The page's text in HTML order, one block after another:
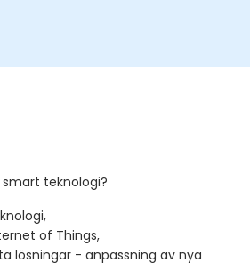
för att vara medvetna om vad
teknologi?
of Things,
lösningar - anpassning av nya